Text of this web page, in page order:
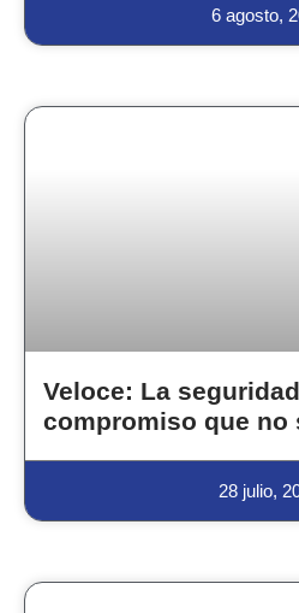
6 agosto,
Veloce: La
compromiso que no
28 julio,